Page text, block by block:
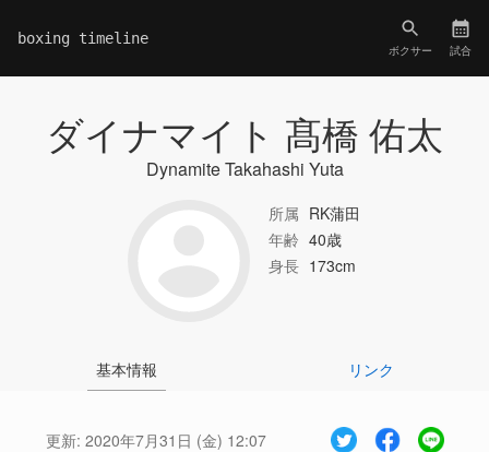
boxing timeline
ボクサー 試合
ダイナマイト 髙橋 佑太
Dynamite Takahashi Yuta
所属 RK蒲田
年齢 40歳
身長 173cm
基本情報 リンク
更新: 2020年7月31日 (金) 12:07